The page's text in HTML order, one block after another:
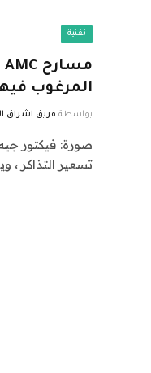
تقنية
المرغوب
بواسطة فريق اشراق
تسعير التذاكر ،